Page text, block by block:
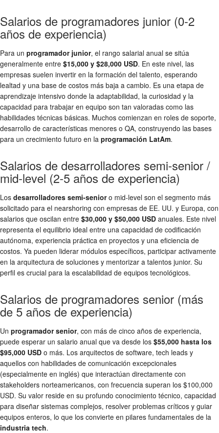
Salarios de programadores junior (0-2
años de experiencia)
Para un programador junior, el rango salarial anual se sitúa
generalmente entre $15,000 y $28,000 USD. En este nivel, las
empresas suelen invertir en la formación del talento, esperando
lealtad y una base de costos más baja a cambio. Es una etapa de
aprendizaje intensivo donde la adaptabilidad, la curiosidad y la
capacidad para trabajar en equipo son tan valoradas como las
habilidades técnicas básicas. Muchos comienzan en roles de soporte,
desarrollo de características menores o QA, construyendo las bases
para un crecimiento futuro en la programación LatAm.
Salarios de desarrolladores semi-senior /
mid-level (2-5 años de experiencia)
Los desarrolladores semi-senioro mid-level son el segmento más
solicitado para el nearshoring con empresas de EE. UU. y Europa, con
salarios que oscilan entre $30,000 y $50,000 USD anuales. Este nivel
representa el equilibrio ideal entre una capacidad de codificación
autónoma, experiencia práctica en proyectos y una eficiencia de
costos. Ya pueden liderar módulos específicos, participar activamente
en la arquitectura de soluciones y mentorizar a talentos junior. Su
perfil es crucial para la escalabilidad de equipos tecnológicos.
Salarios de programadores senior (más
de 5 años de experiencia)
Un programador senior, con más de cinco años de experiencia,
puede esperar un salario anual que va desde los $55,000 hasta los
$95,000 USD o más. Los arquitectos de software, tech leads y
aquellos con habilidades de comunicación excepcionales
(especialmente en inglés) que interactúan directamente con
stakeholders norteamericanos, con frecuencia superan los $100,000
USD. Su valor reside en su profundo conocimiento técnico, capacidad
para diseñar sistemas complejos, resolver problemas críticos y guiar
equipos enteros, lo que los convierte en pilares fundamentales de la
industria tech.